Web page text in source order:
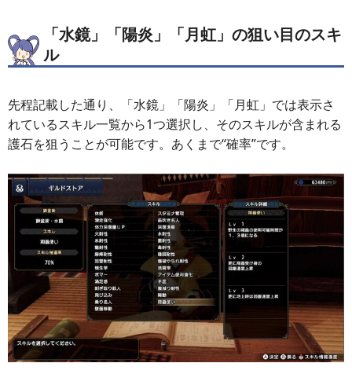
「水鏡」「陽炎」「月虹」の狙い目のスキ
ル
先程記載した通り、「水鏡」「陽炎」「月虹」では表示さ
れているスキル一覧から1つ選択し、そのスキルが含まれる
護石を狙うことが可能です。あくまで“確率”です。